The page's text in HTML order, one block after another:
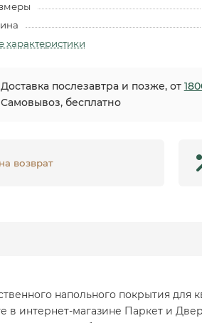
характеристики
Доставка послезавтра и позже, от
Самовывоз, бесплатно
возврат
напольного покрытия
интернет-магазине Паркет и